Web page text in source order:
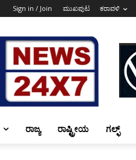
Sign in / Join ಮುಖಪುಟ ಕರಾವಳಿ
ರಾಜ್ಯ ರಾಷ್ಟ್ರೀಯ ಗಲ್ಫ್